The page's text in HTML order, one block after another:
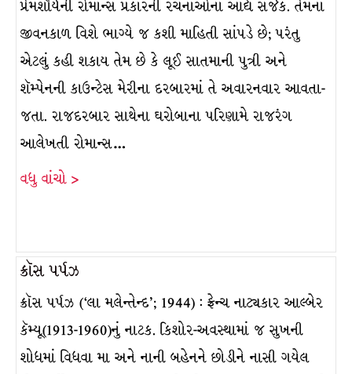
પ્રેમશૌર્યની રોમાન્સ પ્રકારની રચનાઓના આદ્ય સર્જક. તેમના
જીવનકાળ વિશે ભાગ્યે જ કશી માહિતી સાંપડે છે; પરંતુ
એટલું કહી શકાય તેમ છે કે લૂઈ સાતમાની પુત્રી અને
શૅમ્પેનની કાઉન્ટેસ મેરીના દરબારમાં તે અવારનવાર આવતા-
જતા. રાજદરબાર સાથેના ઘરોબાના પરિણામે રાજરંગ
આલેખતી રોમાન્સ…
વધુ વાંચો >
ક્રૉસ પર્પઝ
ક્રૉસ પર્પઝ (‘લા મલેન્તેન્દ’; 1944) : ફ્રેન્ચ નાટ્યકાર આલ્બેર
કૅમ્યૂ(1913-1960)નું નાટક. કિશોર-અવસ્થામાં જ સુખની
શોધમાં વિધવા મા અને નાની બહેનને છોડીને નાસી ગયેલ